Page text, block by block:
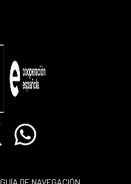
Whatsapp